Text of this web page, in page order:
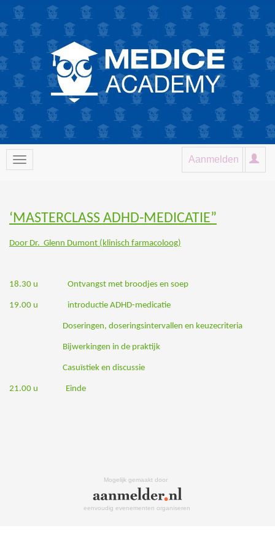
Aanmelden
‘MASTERCLASS ADHD-MEDICATIE”
Door Dr. Glenn Dumont (klinisch farmacoloog)
18.30 u Ontvangst met broodjes en soep
19.00 u introductie ADHD-medicatie
Doseringen, doseringsintervallen en keuzecriteria
Bijwerkingen in de praktijk
Casuïstiek en discussie
21.00 u Einde
Mogelijk gemaakt door
eenvoudig evenementen organiseren